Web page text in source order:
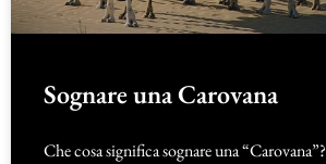
Sognare una Carovana
Che cosa significa sognare una “Carovana”?